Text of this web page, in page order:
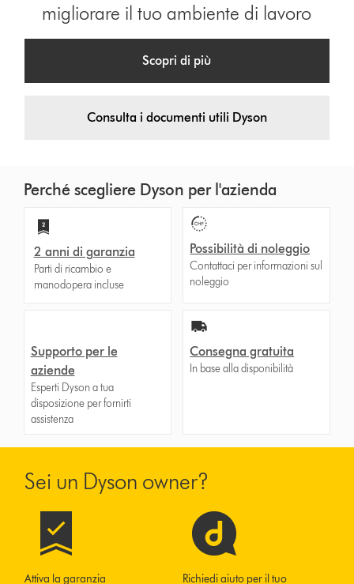
migliorare il tuo ambiente di lavoro
Scopri di più
Consulta i documenti utili Dyson
Perché scegliere Dyson per l'azienda
2 anni di garanzia
Parti di ricambio e
manodopera incluse
Possibilità di noleggio
Contattaci per informazioni sul
noleggio
Supporto per le
aziende
Esperti Dyson a tua
disposizione per fornirti
assistenza
Consegna gratuita
In base alla disponibilità
Sei un Dyson owner?
Attiva la garanzia
Richiedi aiuto per il tuo